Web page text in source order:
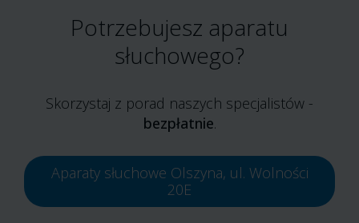
Potrzebujesz aparatu
słuchowego?
Skorzystaj z porad naszych specjalistów -
bezpłatnie.
Aparaty słuchowe Olszyna, ul. Wolności
20E